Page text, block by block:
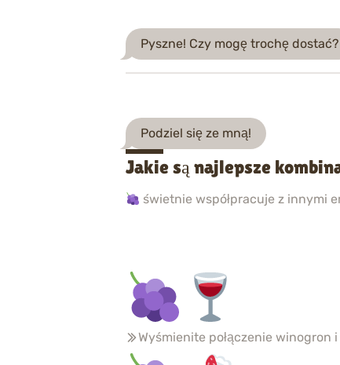
Pyszne! Czy mogę trochę dostać?
Podziel się ze mną!
Jakie są najlepsze
świetnie współpracuje z innymi
Wyśmienite połączenie winogron